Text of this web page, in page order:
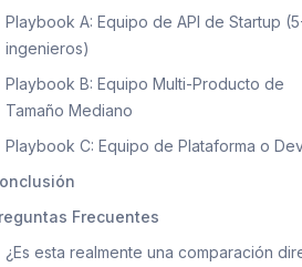
Playbook A: Equipo de API de Startup
ingenieros)
Playbook B: Equipo Multi-Producto de
Tamaño Mediano
Playbook C: Equipo de Plataforma o
Frecuentes
¿Es esta realmente una comparación